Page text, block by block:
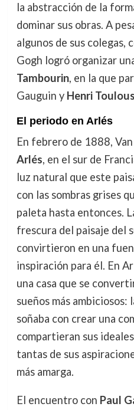
la abstracción de la
dominar sus obras. A
algunos de sus colegas,
Gogh logró organizar
Tambourin, en la que
Gauguin y Henri
El periodo en Arlés
En febrero de 1888,
Arlés, en el sur de
luz natural que este
con las sombras grises
paleta hasta entonces.
frescura del paisaje del
convirtieron en una
inspiración para él. En
una casa que se
sueños más ambiciosos:
soñaba con crear una
compartieran sus
tantas de sus
más amarga.
El encuentro con Paul